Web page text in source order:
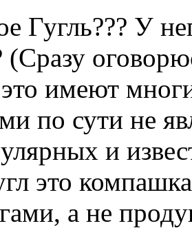
Гугль??? У
(Сразу
это имеют
по сути не
и
это
а не